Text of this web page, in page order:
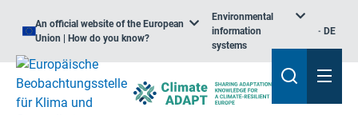
An official website of the European
Union | How do you know?
Environmental
information
systems
DE